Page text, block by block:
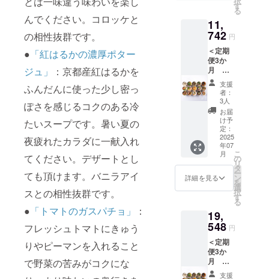
んでください。コロッケと
の相性抜群です。
● 「紅はるかの濃厚ポター
ジュ」
：京都産紅はるかを
ふんだんに使った少し密っ
ぽさを感じるコクのある冷
たいスープです。暑い夏の
夜疲れたカラダに一献入れ
てください。デザートとし
ても頂けます。バニラアイ
スとの相性抜群です。
● 「トマトのガスパチョ」
：
フレッシュトマトにきゅう
りやピーマンを入れること
で野菜の苦みがコクにな
山椒香
る牛と
ときた
まご ※
新商品
の原材
料につ
いては
本文を
参考に
して下
さい。
※具材の
種類は
変わる
があり
ます。
スープ
の写真
はCUP
に入っ
ており
ます
が、パ
菜のラ
タトュ
イユ ＜
クラフ
トスー
プC＞
・10種
野菜と
生姜の
彩り椀
・京風
牛すじ
カレー
煮込み
・鶏団
ラのス
タミナ
る牛と
ときた
まご ※
新商品
の原材
料につ
いては
チュー
＜クラ
フト
スープB
＞ 10種
野菜と
生姜の
彩り椀
／鯛の
和風ア
クア
パッツ
ア／魚
介のブ
イヤ
／8種野
菜のラ
クラフ
トスー
プC＞
10種野
菜と生
姜の彩
り椀／
プA＞
10種野
菜と生
姜の彩
り椀／
焼鮭と
白菜の
クリー
ム煮／
クレー
ムドゥ
シャン
ピニオ
ン／チ
キンフ
リカッ
セク
＜クラ
フト
スープB
＞ 10種
野菜と
生姜の
彩り椀
鶏と山
レー ・
京都産
ハバネ
ロカ
レー ・
京風牛
すじカ
レー ・
グリー
ンカ
レー ・
マッサ
マンカ
レー 新
作のカ
レー2種
を含
CHANT
のカ
レー
スープ
を3か月
に渡っ
て毎月6
個お送
す
る
11,
742 円
＜定期
便3か
月
CHANT
MEAL
クラフ
トスー
プ A ・
B・
C（各4
個）＞
以下の
クラフ
トスー
プの
セット
B・C）
を3か月
に渡っ
てお送
りしま
す。 通
常価格
支援
者：
3人
お届
け予
定：
2025
年07
月
詳細を見る
こ
の
リ
タ
ー
ン
を
選
択
す
る
19,
548 円
＜定期
便3か
月
CHANT
支援